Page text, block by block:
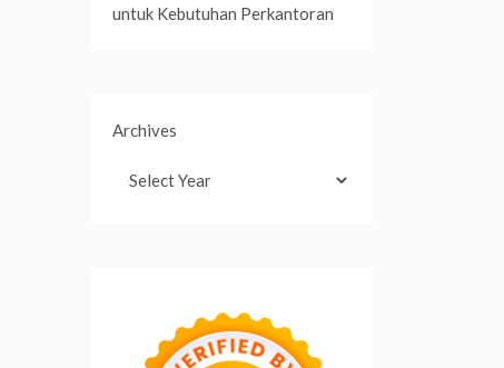
untuk Kebutuhan Perkantoran
Archives